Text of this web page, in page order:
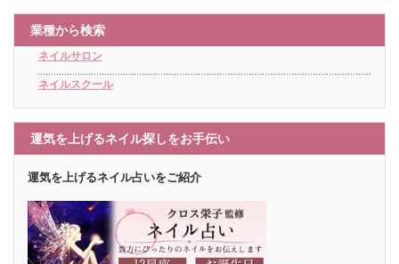
業種から検索
ネイルサロン
ネイルスクール
運気を上げるネイル探しをお手伝い
運気を上げるネイル占いをご紹介